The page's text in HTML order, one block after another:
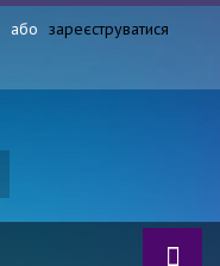
або зареєструватися